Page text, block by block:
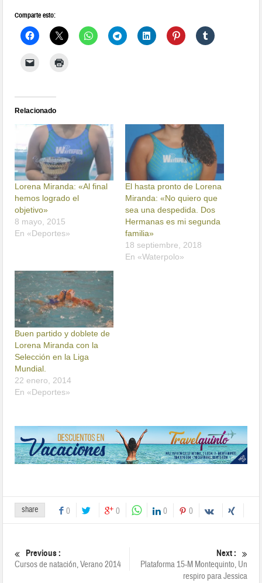
Comparte esto:
Relacionado
Lorena Miranda: «Al final
hemos logrado el
objetivo»
8 mayo, 2015
En «Deportes»
El hasta pronto de Lorena
Miranda: «No quiero que
sea una despedida. Dos
Hermanas es mi segunda
familia»
18 septiembre, 2018
En «Waterpolo»
Buen partido y doblete de
Lorena Miranda con la
Selección en la Liga
Mundial.
22 enero, 2014
En «Deportes»
share 0 0 0 0
Previous :
Cursos de natación, Verano 2014
Next :
Plataforma 15-M Montequinto, Un
respiro para Jessica